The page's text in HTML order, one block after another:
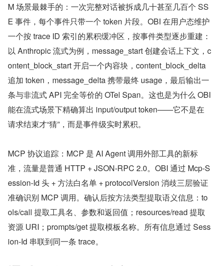
M 场景最棘手的：一次完整对话被拆成几十甚至几百个 SS
E 事件，每个事件只带一个 token 片段。OBI 在用户态维护
一个按 trace ID 索引的累积缓冲区，按事件类型逐步重建：
以 Anthropic 流式为例，message_start 创建会话上下文，c
ontent_block_start 开启一个内容块，content_block_delta
追加 token，message_delta 携带最终 usage，最后输出一
条与非流式 API 完全等价的 OTel Span。这也是为什么 OBI
能在流式场景下精确算出 input/output token——它不是在
请求结束才“猜”，而是事件级实时累积。
MCP 协议追踪：MCP 是 AI Agent 调用外部工具的新标
准，流量是普通 HTTP + JSON-RPC 2.0。OBI 通过 Mcp-S
ession-Id 头 + 方法白名单 + protocolVersion 消歧三层验证
准确识别 MCP 调用。确认后按方法类型提取语义信息：to
ols/call 提取工具名、参数和返回值；resources/read 提取
资源 URI；prompts/get 提取模板名称。所有信息通过 Sess
ion-Id 串联到同一条 trace。